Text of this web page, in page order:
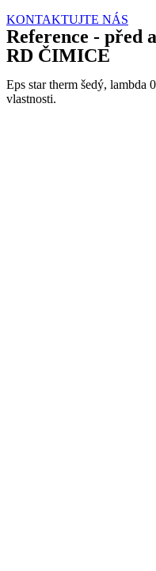
KONTAKTUJTE NÁS
Reference - před
RD ČIMICE
Eps star therm šedý, lambda
vlastnosti.